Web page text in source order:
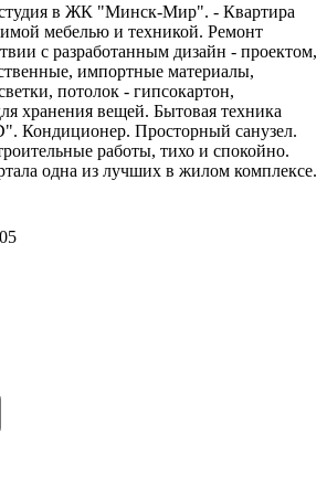
студия в ЖК "Минск-Мир". - Квартира
мебелью и техникой. Ремонт
с разработанным дизайн - проектом,
импортные материалы,
потолок - гипсокартон,
хранения вещей. Бытовая техника
Кондиционер. Просторный санузел.
работы, тихо и спокойно.
одна из лучших в жилом комплексе.